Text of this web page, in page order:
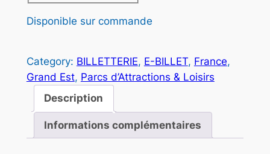
:
6
,
Disponible sur commande
Category: BILLETTERIE, E-BILLET, France
Grand Est, Parcs d’Attractions & Loisirs
Description
Informations complémentaires